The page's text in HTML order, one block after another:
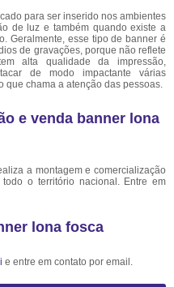
para ser inserido nos ambientes
de luz e também quando existe a
Geralmente, esse tipo de banner é
de gravações, porque não reflete
alta qualidade da impressão,
de modo impactante várias
que chama a atenção das pessoas.
e venda banner lona
a montagem e comercialização
o território nacional. Entre em
lona fosca
e entre em contato por email.